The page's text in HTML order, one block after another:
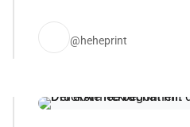
@heheprint